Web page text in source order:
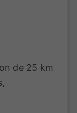
de 25 km